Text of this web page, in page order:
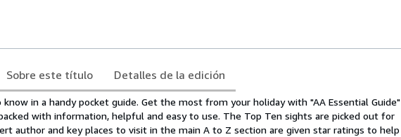
Sobre este título Detalles de la edición
in a handy pocket guide. Get the most from your holiday with "AA Essential Guide"
with information, helpful and easy to use. The Top Ten sights are picked out for
author and key places to visit in the main A to Z section are given star ratings to help